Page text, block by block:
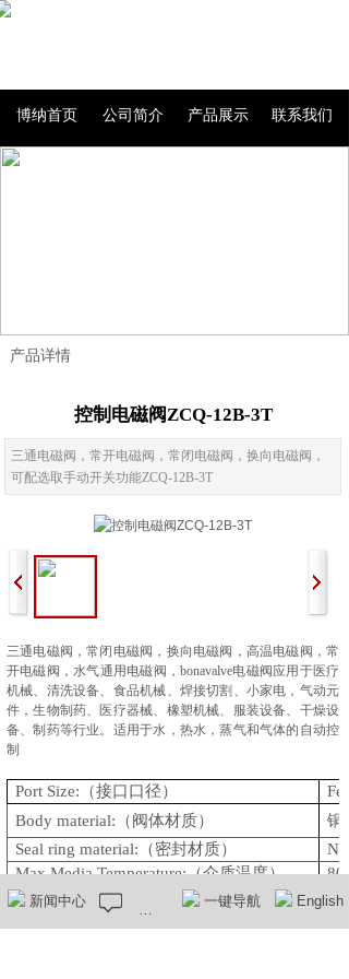
公司简介
博纳首页 联系我们
产品展示
产品详情
控制电磁阀ZCQ-12B-3T
三通电磁阀，常开电磁阀，常闭电磁阀，换向电磁阀，
可配选取手动开关功能ZCQ-12B-3T
三通电磁阀，常闭电磁阀，换向 电磁阀，高温电磁阀，常
开电磁阀，水气通用电磁阀，bonavalve电磁阀应用于医疗
机械、清洗设备、食品机械、焊接切割、小家电，气动元
件，生物制药、医疗器械、橡塑机械、服装设备、干燥设
备、制药等行业。 适用于水， 热水，蒸气和气体的自动控
制
Port Size: （接口口径）
Body material: （阀体材质）
铜
Seal ring material: （密封材质）
Max Media Temperature:（介质温度） 80
Voltage available:
（可选电压）
新闻中心 在线留言 一键导航 English